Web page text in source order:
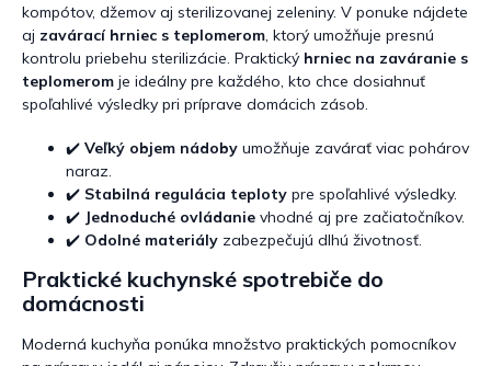
kompótov, džemov aj sterilizovanej zeleniny. V ponuke nájdete
aj zavárací hrniec s teplomerom, ktorý umožňuje presnú
kontrolu priebehu sterilizácie. Praktický hrniec na zaváranie s
teplomerom je ideálny pre každého, kto chce dosiahnuť
spoľahlivé výsledky pri príprave domácich zásob.
✔️ Veľký objem nádoby umožňuje zavárať viac pohárov
naraz.
✔️ Stabilná regulácia teploty pre spoľahlivé výsledky.
✔️ Jednoduché ovládanie vhodné aj pre začiatočníkov.
✔️ Odolné materiály zabezpečujú dlhú životnosť.
Praktické kuchynské spotrebiče do
domácnosti
Moderná kuchyňa ponúka množstvo praktických pomocníkov